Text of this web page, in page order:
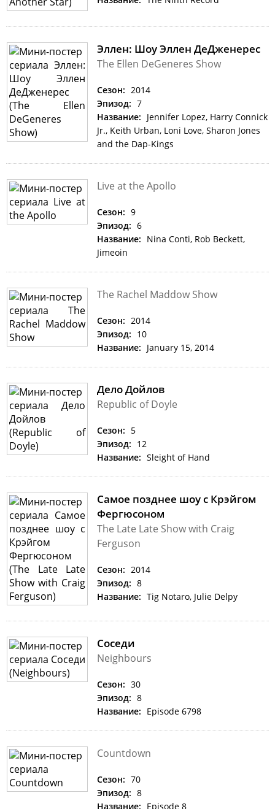
Эллен: Шоу Эллен ДеДженерес
The Ellen DeGeneres Show
Сезон: 2014
Эпизод: 7
Название: Jennifer Lopez, Harry Connick
Jr., Keith Urban, Loni Love, Sharon Jones
and the Dap-Kings
Live at the Apollo
Сезон: 9
Эпизод: 6
Название: Nina Conti, Rob Beckett,
Jimeoin
The Rachel Maddow Show
Сезон: 2014
Эпизод: 10
Название: January 15, 2014
Дело Дойлов
Republic of Doyle
Сезон: 5
Эпизод: 12
Название: Sleight of Hand
Самое позднее шоу с Крэйгом
Фергюсоном
The Late Late Show with Craig
Ferguson
Сезон: 2014
Эпизод: 8
Название: Tig Notaro, Julie Delpy
Соседи
Neighbours
Сезон: 30
Эпизод: 8
Название: Episode 6798
Countdown
Сезон: 70
Эпизод: 8
Название: Episode 8